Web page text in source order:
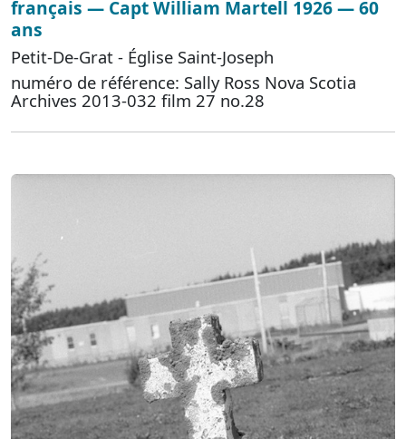
français — Capt William Martell 1926 — 60
ans
Petit-De-Grat - Église Saint-Joseph
numéro de référence: Sally Ross Nova Scotia
Archives 2013-032 film 27 no.28